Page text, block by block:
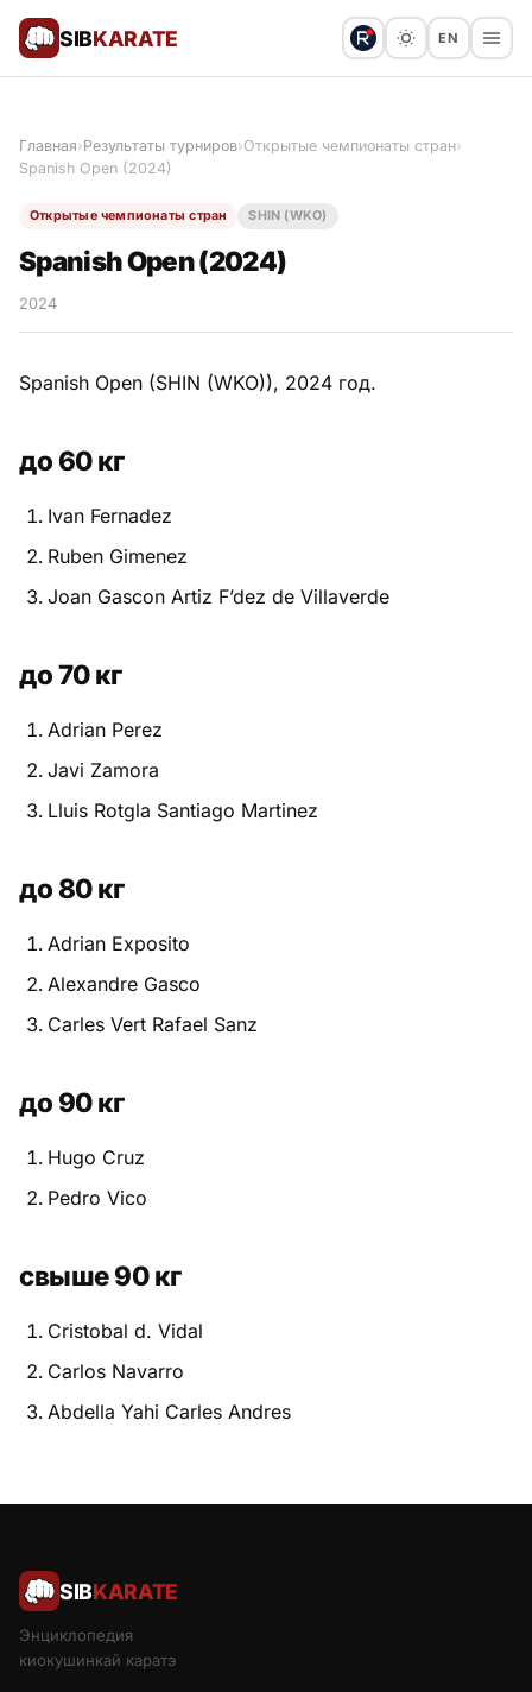
SIBKARATE EN
Все статьи
История и философия
Мастера киокушинкай
Питание
Психология бойца
Растяжка и ОФП
Терминология
Травмы
Тренировочный процесс
Турниры
Главная›Результаты турниров›Открытые чемпионаты стран›
Spanish Open (2024)
Открытые чемпионаты стран SHIN (WKO)
Spanish Open (2024)
2024
Spanish Open (SHIN (WKO)), 2024 год.
до 60 кг
Ivan Fernadez
Ruben Gimenez
Joan Gascon Artiz F’dez de Villaverde
до 70 кг
Adrian Perez
Javi Zamora
Lluis Rotgla Santiago Martinez
до 80 кг
Adrian Exposito
Alexandre Gasco
Carles Vert Rafael Sanz
до 90 кг
Hugo Cruz
Pedro Vico
свыше 90 кг
Cristobal d. Vidal
Carlos Navarro
Abdella Yahi Carles Andres
SIBKARATE
Энциклопедия
киокушинкай каратэ